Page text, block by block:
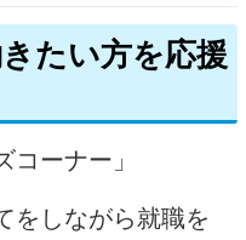
たい方を応援
コーナー」
をしながら就職を